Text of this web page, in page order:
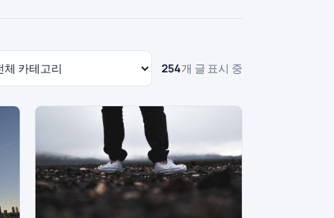
254개 글 표시 중